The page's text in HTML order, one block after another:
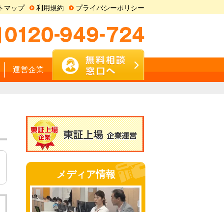
マップ 利用規約 プライバシーポリシー
運営企業
メディア情報